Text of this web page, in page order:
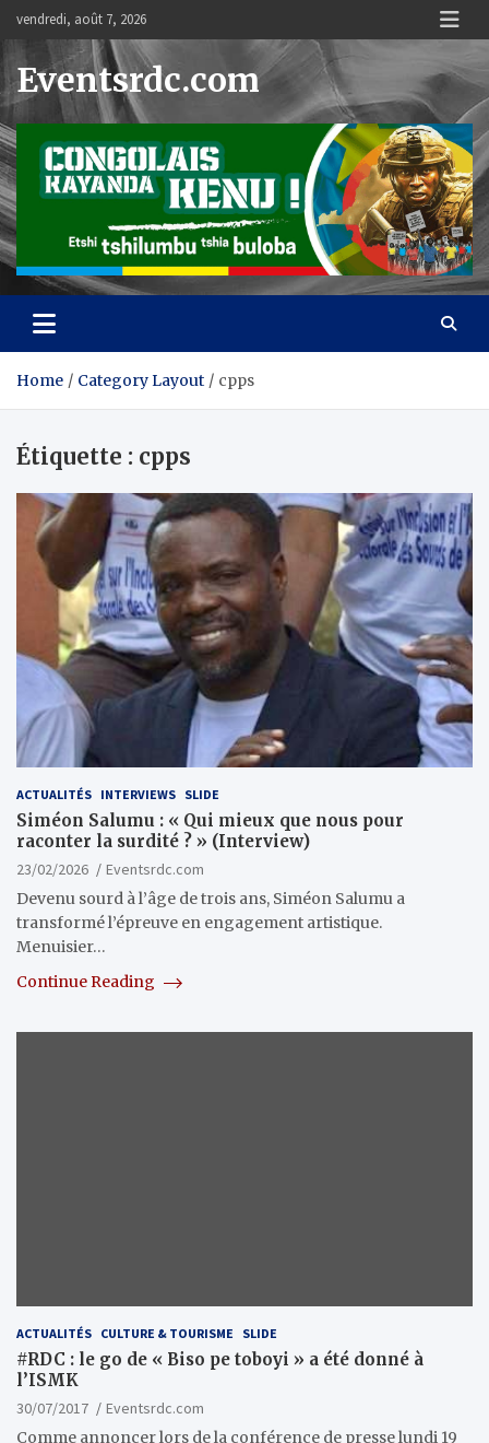
content
vendredi, août 7, 2026
Eventsrdc.com
Home Category Layout cpps
Étiquette : cpps
ACTUALITÉS INTERVIEWS SLIDE
Siméon Salumu : « Qui mieux que nous pour
raconter la surdité ? » (Interview)
23/02/2026
Eventsrdc.com
Devenu sourd à l’âge de trois ans, Siméon Salumu a
transformé l’épreuve en engagement artistique.
Menuisier…
Continue Reading
ACTUALITÉS CULTURE & TOURISME SLIDE
#RDC : le go de « Biso pe toboyi » a été donné à
l’ISMK
30/07/2017
Eventsrdc.com
Comme annoncer lors de la conférence de presse lundi 19